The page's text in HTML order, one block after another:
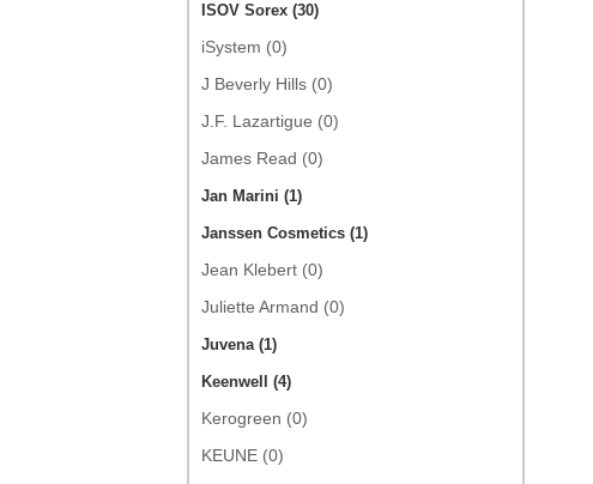
ISOV Sorex (30)
iSystem (0)
J Beverly Hills (0)
J.F. Lazartigue (0)
James Read (0)
Jan Marini (1)
Janssen Cosmetics (1)
Jean Klebert (0)
Juliette Armand (0)
Juvena (1)
Keenwell (4)
Kerogreen (0)
KEUNE (0)